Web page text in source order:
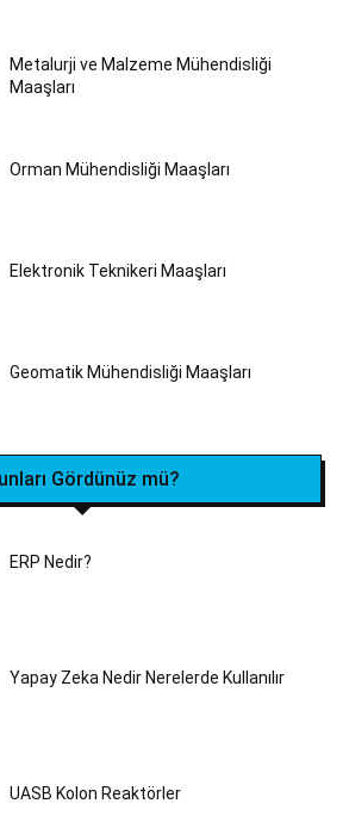
Metalurji ve Malzeme Mühendisliği
Maaşları
Orman Mühendisliği‎ Maaşları
Elektronik Teknikeri Maaşları
Geomatik Mühendisliği Maaşları
Gördünüz mü?
ERP Nedir?
Yapay Zeka Nedir Nerelerde Kullanılır
UASB Kolon Reaktörler